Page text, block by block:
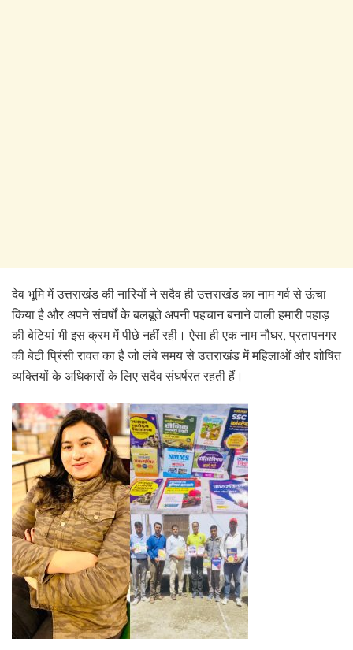
देव भूमि में उत्तराखंड की नारियों ने सदैव ही उत्तराखंड का नाम गर्व से ऊंचा
किया है और अपने संघर्षों के बलबूते अपनी पहचान बनाने वाली हमारी पहाड़
की बेटियां भी इस क्रम में पीछे नहीं रही। ऐसा ही एक नाम नौघर, प्रतापनगर
की बेटी प्रिंसी रावत का है जो लंबे समय से उत्तराखंड में महिलाओं और शोषित
व्यक्तियों के अधिकारों के लिए सदैव संघर्षरत रहती हैं।